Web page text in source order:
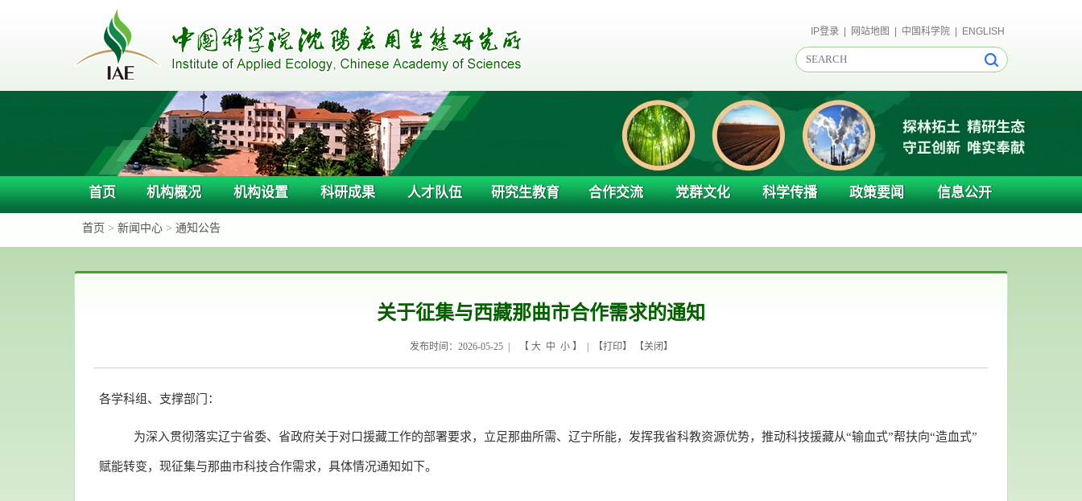
IP登录| 网站地图 中国科学院| ENGLISH
首页 机构概况 机构设置 科研成果 人才队伍 研究生教育 合作交流 党群文化 科学传播 政策要闻 信息公开
首页 > 新闻中心 > 通知公告
关于征集与西藏那曲市合作需求的通知
发布时间：2026-05-25 | 【 大 中 小】 | 【打印】 【关闭 】
各学科组、支撑部门：
为深入贯彻落实辽宁省委、省政府关于对口援藏工作的部署要求，立足那曲所需、辽宁所能，发挥我省科教资源优势，推动科技援藏从“输血式”帮扶向“造血式”
赋能转变，现征集与那曲市科技合作需求，具体情况通知如下。